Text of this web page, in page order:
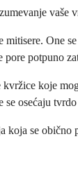
vaše
One
pore potpuno
koje
osećaju
koja se